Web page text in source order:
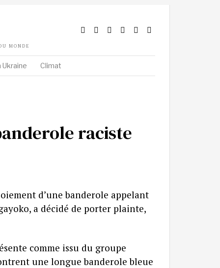
MONDE
Ukraine Climat
raciste
d’une banderole appelant
a décidé de porter plainte,
comme issu du groupe
une longue banderole bleue